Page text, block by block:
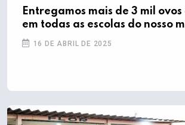
Entregamos mais de 3 mil ovos
em todas as escolas do nosso
16 DE ABRIL DE 2025